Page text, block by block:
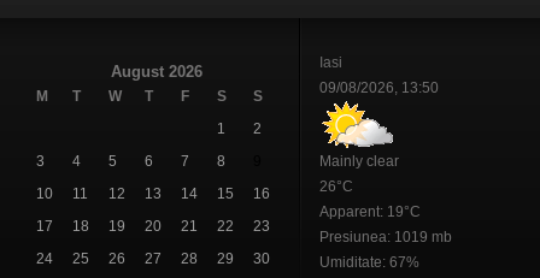
August 2026
M T W T F S
S
1
2
3
4 5 6 7 8
10
11 12 13 14 15
16
17
18 19 20 21 22
23
24
25 26 27 28 29
30
Iasi
09/08/2026, 13:50
Mainly clear
26°C
Apparent: 19°C
Presiunea: 1019 mb
Umiditate: 67%